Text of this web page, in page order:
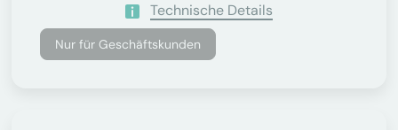
Technische Details
Nur für Geschäftskunden